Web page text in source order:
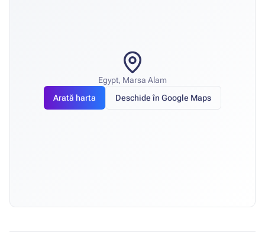
Egypt, Marsa Alam
Arată harta
Deschide în Google Maps